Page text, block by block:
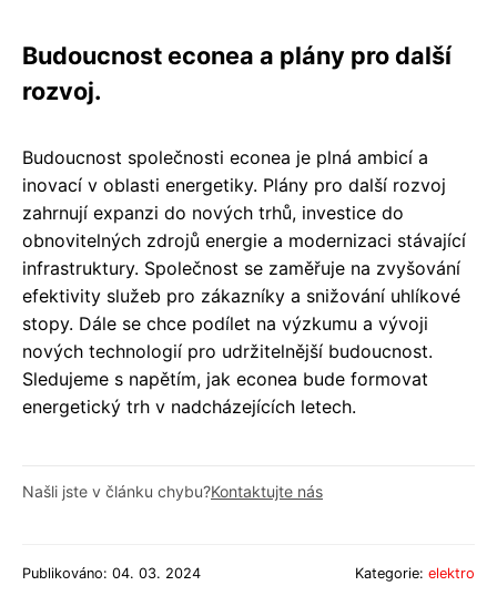
Budoucnost econea a plány pro další
rozvoj.
Budoucnost společnosti econea je plná ambicí a
inovací v oblasti energetiky. Plány pro další rozvoj
zahrnují expanzi do nových trhů, investice do
obnovitelných zdrojů energie a modernizaci stávající
infrastruktury. Společnost se zaměřuje na zvyšování
efektivity služeb pro zákazníky a snižování uhlíkové
stopy. Dále se chce podílet na výzkumu a vývoji
nových technologií pro udržitelnější budoucnost.
Sledujeme s napětím, jak econea bude formovat
energetický trh v nadcházejících letech.
Našli jste v článku chybu?Kontaktujte nás
Publikováno: 04. 03. 2024 Kategorie: elektro